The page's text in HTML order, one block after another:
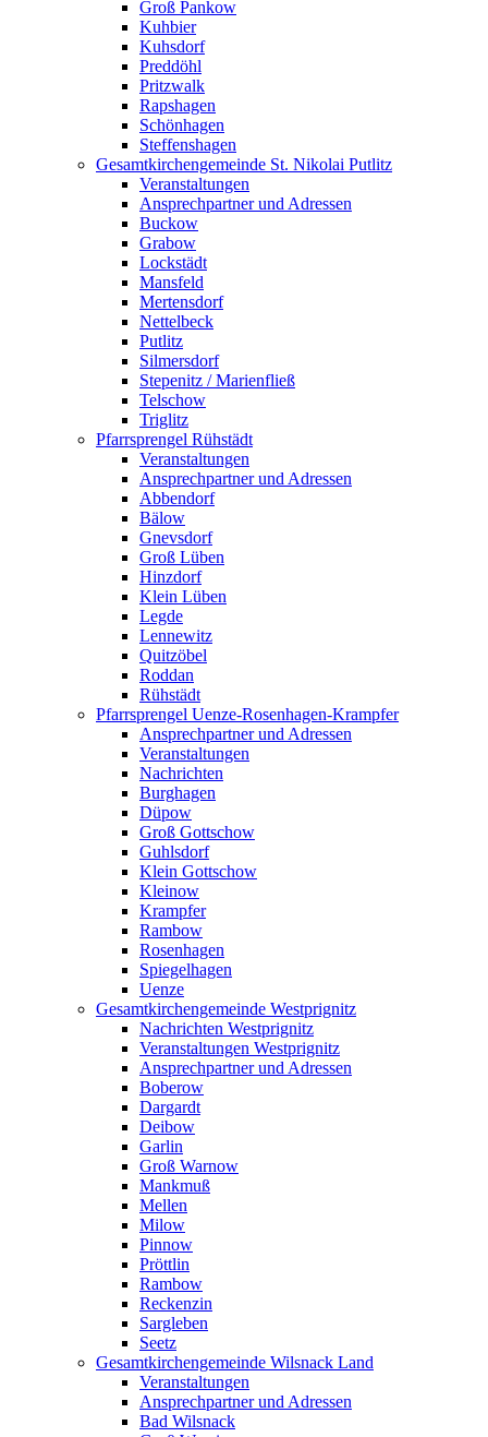
Groß Pankow
Kuhbier
Kuhsdorf
Preddöhl
Pritzwalk
Rapshagen
Schönhagen
Steffenshagen
Gesamtkirchengemeinde St. Nikolai Putlitz
Veranstaltungen
Ansprechpartner und Adressen
Buckow
Grabow
Lockstädt
Mansfeld
Mertensdorf
Nettelbeck
Putlitz
Silmersdorf
Stepenitz / Marienfließ
Telschow
Triglitz
Pfarrsprengel Rühstädt
Veranstaltungen
Ansprechpartner und Adressen
Abbendorf
Bälow
Gnevsdorf
Groß Lüben
Hinzdorf
Klein Lüben
Legde
Lennewitz
Quitzöbel
Roddan
Rühstädt
Pfarrsprengel Uenze-Rosenhagen-Krampfer
Ansprechpartner und Adressen
Veranstaltungen
Nachrichten
Burghagen
Düpow
Groß Gottschow
Guhlsdorf
Klein Gottschow
Kleinow
Krampfer
Rambow
Rosenhagen
Spiegelhagen
Uenze
Gesamtkirchengemeinde Westprignitz
Nachrichten Westprignitz
Veranstaltungen Westprignitz
Ansprechpartner und Adressen
Boberow
Dargardt
Deibow
Garlin
Groß Warnow
Mankmuß
Mellen
Milow
Pinnow
Pröttlin
Rambow
Reckenzin
Sargleben
Seetz
Gesamtkirchengemeinde Wilsnack Land
Veranstaltungen
Ansprechpartner und Adressen
Bad Wilsnack